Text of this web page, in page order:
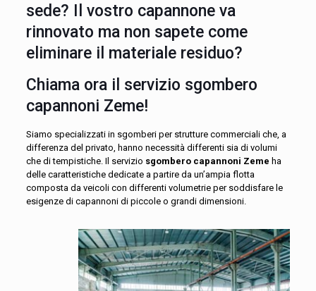
sede? Il vostro capannone va
rinnovato ma non sapete come
eliminare il materiale residuo?
Chiama ora il servizio sgombero
capannoni Zeme!
Siamo specializzati in sgomberi per strutture commerciali che, a
differenza del privato, hanno necessità differenti sia di volumi
che di tempistiche. Il servizio sgombero capannoni Zeme ha
delle caratteristiche dedicate a partire da un’ampia flotta
composta da veicoli con differenti volumetrie per soddisfare le
esigenze di capannoni di piccole o grandi dimensioni.